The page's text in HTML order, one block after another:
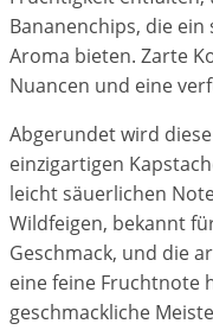
Bananenchips, die
Aroma bieten. Zarte
Nuancen und eine
Abgerundet wird
einzigartigen
leicht säuerlichen
Wildfeigen, bekannt
Geschmack, und die
eine feine Fruchtnote
geschmackliche